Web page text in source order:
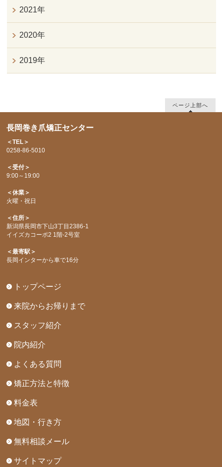
2021年
2020年
2019年
ページ上部へ
長岡巻き爪矯正センター
＜TEL＞
0258-86-5010
＜受付＞
9:00～19:00
＜休業＞
火曜・祝日
＜住所＞
新潟県長岡市下山3丁目2386-1
イイズカコーポ2 1階-2号室
＜最寄駅＞
長岡インターから車で16分
トップページ
来院からお帰りまで
スタッフ紹介
院内紹介
よくある質問
矯正方法と特徴
料金表
地図・行き方
無料相談メール
サイトマップ